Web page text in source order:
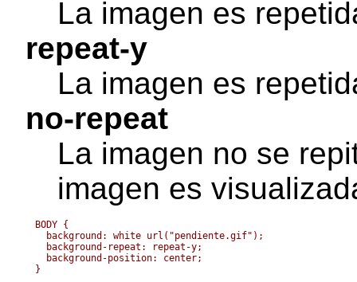
La imagen es
repeat-y
La imagen es
no-repeat
La imagen no se
imagen es
BODY {
  background: white url("pendiente.gif");
  background-repeat: repeat-y;
  background-position: center;